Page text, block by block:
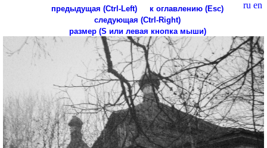
ru en
предыдущая (Ctrl-Left)
к оглавлению (Esc)
следующая (Ctrl-Right)
размер (S или левая кнопка мыши)